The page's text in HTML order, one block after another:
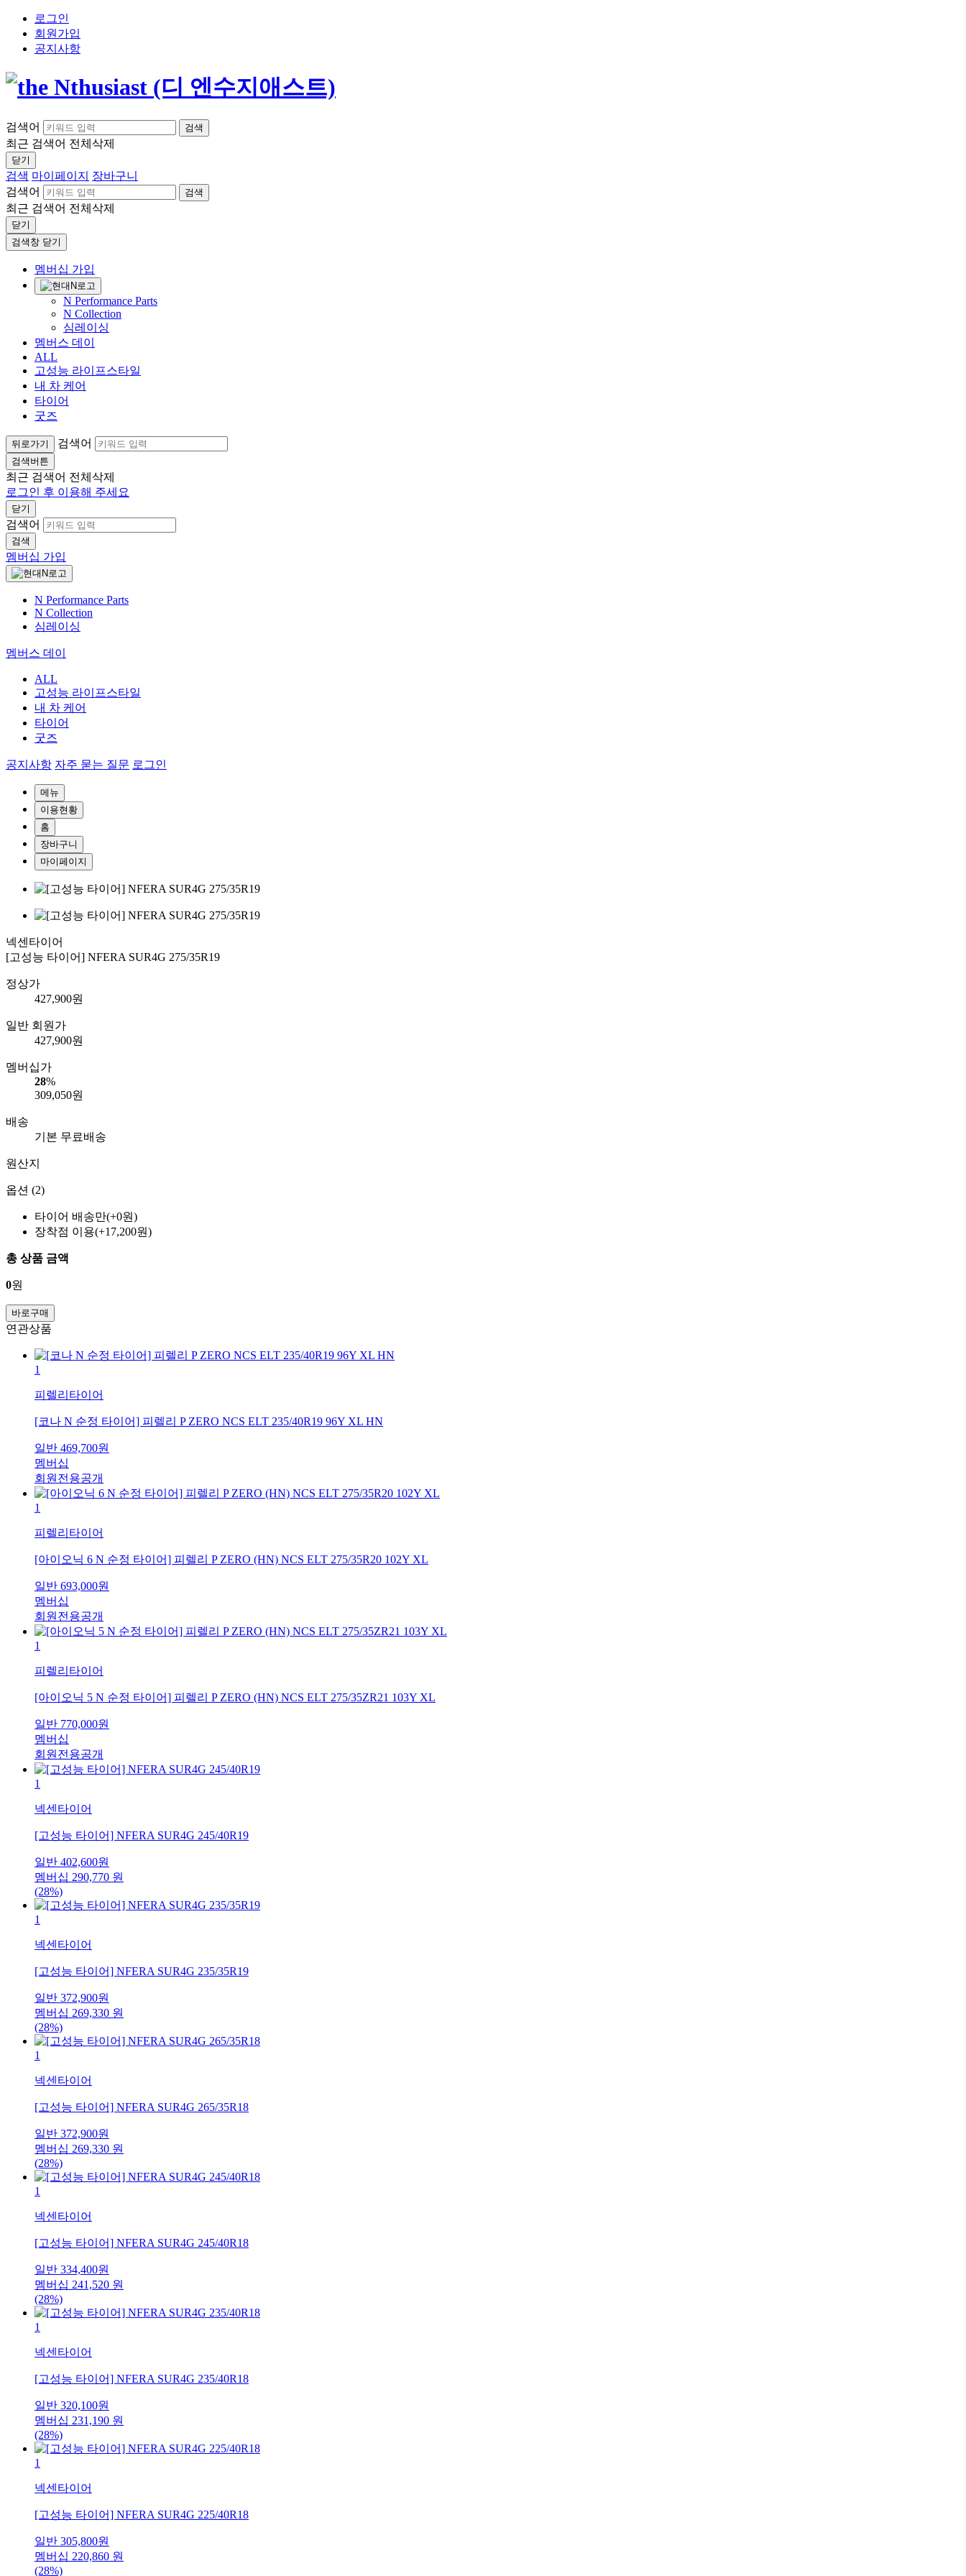
로그인
회원가입
공지사항
검색어 검색
최근 검색어 전체삭제
닫기
검색 마이페이지
장바구니
검색어
검색
최근 검색어 전체삭제
닫기
검색창 닫기
멤버십 가입
N Performance Parts
N Collection
심레이싱
멤버스 데이
ALL
고성능 라이프스타일
내 차 케어
타이어
굿즈
뒤로가기 검색어
검색버튼
최근 검색어 전체삭제
로그인 후 이용해 주세요
닫기
검색어
검색
멤버십 가입
N Performance Parts
N Collection
심레이싱
멤버스 데이
ALL
고성능 라이프스타일
내 차 케어
타이어
굿즈
공지사항 자주 묻는 질문 로그인
메뉴
이용현황
홈
장바구니
마이페이지
넥센타이어
[고성능 타이어] NFERA SUR4G 275/35R19
정상가
427,900원
일반 회원가
427,900원
멤버십가
28%
309,050원
배송
기본 무료배송
원산지
옵션 (2)
타이어 배송만(+0원)
장착점 이용(+17,200원)
총 상품 금액
0원
바로구매
연관상품
1
피렐리타이어
[코나 N 순정 타이어] 피렐리 P ZERO NCS ELT 235/40R19 96Y XL HN
일반 469,700원
멤버십
회원전용공개
1
피렐리타이어
[아이오닉 6 N 순정 타이어] 피렐리 P ZERO (HN) NCS ELT 275/35R20 102Y XL
일반 693,000원
멤버십
회원전용공개
1
피렐리타이어
[아이오닉 5 N 순정 타이어] 피렐리 P ZERO (HN) NCS ELT 275/35ZR21 103Y XL
일반 770,000원
멤버십
회원전용공개
1
넥센타이어
[고성능 타이어] NFERA SUR4G 245/40R19
일반 402,600원
멤버십 290,770 원
(28%)
1
넥센타이어
[고성능 타이어] NFERA SUR4G 235/35R19
일반 372,900원
멤버십 269,330 원
(28%)
1
넥센타이어
[고성능 타이어] NFERA SUR4G 265/35R18
일반 372,900원
멤버십 269,330 원
(28%)
1
넥센타이어
[고성능 타이어] NFERA SUR4G 245/40R18
일반 334,400원
멤버십 241,520 원
(28%)
1
넥센타이어
[고성능 타이어] NFERA SUR4G 235/40R18
일반 320,100원
멤버십 231,190 원
(28%)
1
넥센타이어
[고성능 타이어] NFERA SUR4G 225/40R18
일반 305,800원
멤버십 220,860 원
(28%)